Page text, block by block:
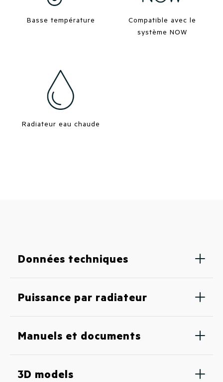
Basse température
Compatible avec le
système NOW
Radiateur eau chaude
Données techniques
Puissance par radiateur
Manuels et documents
3D models